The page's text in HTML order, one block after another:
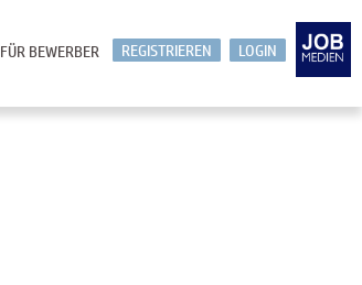
LOGIN
REGISTRIEREN
FÜR BEWERBER